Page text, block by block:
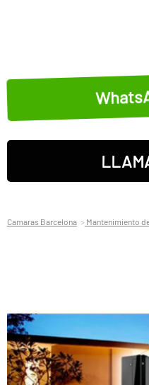
Camaras Barcelona Mantenimiento